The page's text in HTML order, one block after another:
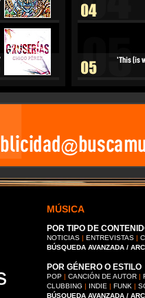
MÚSICA
POR TIPO DE
NOTICIAS | ENTREVISTAS |
BÚSQUEDA AVANZADA /
POR GÉNERO O ESTILO
POP | CANCIÓN DE AUTOR |
CLUBBING | INDIE | FUNK |
BÚSQUEDA AVANZADA /